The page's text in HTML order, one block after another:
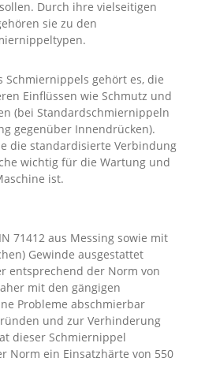
Durch ihre vielseitigen
sie zu den
Schmiernippels gehört es, die
Einflüssen wie Schmutz und
(bei Standardschmiernippeln
gegenüber Innendrücken).
die standardisierte Verbindung
wichtig für die Wartung und
ist.
71412 aus Messing sowie mit
Gewinde ausgestattet
entsprechend der Norm von
mit den gängigen
Probleme abschmierbar
und zur Verhinderung
dieser Schmiernippel
Norm ein Einsatzhärte von 550